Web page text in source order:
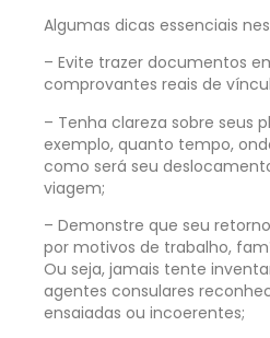
Algumas dicas essenciais
– Evite trazer documentos
comprovantes reais de
– Tenha clareza sobre seus
exemplo, quanto tempo,
como será seu
viagem;
– Demonstre que seu
por motivos de trabalho,
Ou seja, jamais tente
agentes consulares
ensaiadas ou incoerentes;